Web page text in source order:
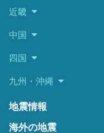
近畿
中国
四国
九州・沖縄
地震情報
海外の地震